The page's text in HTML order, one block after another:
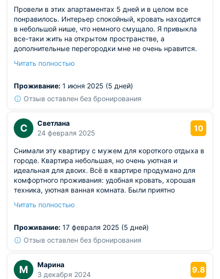
Провели в этих апартаментах 5 дней и в целом все
понравилось. Интерьер спокойный, кровать находится
в небольшой нише, что немного смущало. Я привыкла
все-таки жить на открытом пространстве, а
дополнительные перегородки мне не очень нравится.
ночевали. На кухонном уголке мы смогли все найти для
с хорошим напором. Соседей не слышали.
Читать полностью
Проживание: 1 июня 2025 (5 дней)
Отзыв оставлен без бронирования
С
Светлана
24 февраля 2025
10
Снимали эту квартиру с мужем для короткого отдыха в
городе. Квартира небольшая, но очень уютная и
идеальная для двоих. Всё в квартире продумано для
комфортного проживания: удобная кровать, хорошая
техника, уютная ванная комната. Были приятно
проводили вечерние часы. Отличная кухня для готовки,
ищет уют и спокойствие.
Читать полностью
Проживание: 17 февраля 2025 (5 дней)
Отзыв оставлен без бронирования
М
Марина
3 декабря 2024
9.8